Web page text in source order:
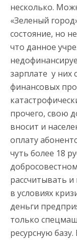
несколько.
«Зеленый
состояние, но
что данное
зарплате у них
финансовых
прочего, свою
вносит и
оплату
чуть более 18
рассчитывать
в условиях
деньги
только
ресурсную